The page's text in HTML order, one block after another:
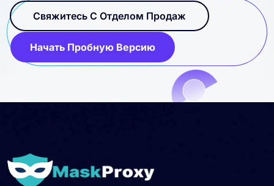
Свяжитесь С Отделом Продаж
Начать Пробную Версию